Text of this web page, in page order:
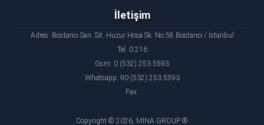
İletişim
Adres: Bostancı San. Sit. Huzur Hoca Sk. No:58 Bostancı / İstanbul
Tel: 0 216
Gsm: 0 (532) 253 5593
Whatsapp: 90 (532) 253 5593
Fax:
Copyright © 2026, MİNA GROUP ®